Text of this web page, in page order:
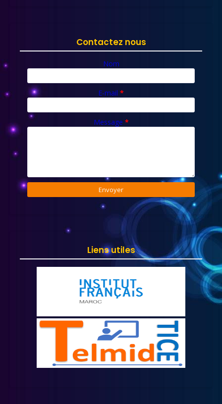
Contactez nous
Nom
E-mail *
Message *
Liens utiles